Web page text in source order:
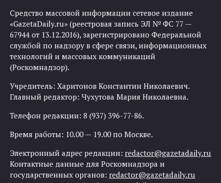
Средство массовой информации сетевое издание
«GazetaDaily.ru» (реестровая запись ЭЛ № ФС 77 —
67944 от 13.12.2016), зарегистрировано Федеральной
службой по надзору в сфере связи, информационных
технологий и массовых коммуникаций
(Роскомнадзор).
Учредитель: Харитонов Константин Николаевич.
Главный редактор: Чухутова Мария Николаевна.
Телефон редакции: 8 (937) 396-77-86.
Время работы: 10.00 — 19.00 по Москве.
Электронный адрес редакции: redactor@gazetadaily.ru
Контактные данные для Роскомнадзора и
государственных органов: redactor@gazetadaily.ru